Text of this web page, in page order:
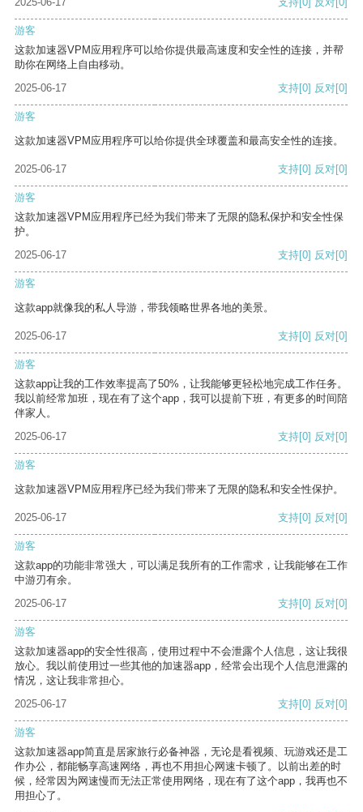
游客
这款加速器VPM应用程序可以给你提供最高速度和安全性的连接，并帮
助你在网络上自由移动。
2025-06-17
支持[0] 反对[0]
游客
这款加速器VPM应用程序可以给你提供全球覆盖和最高安全性的连接。
2025-06-17 支持[0] 反对[0]
游客
这款加速器VPM应用程序已经为我们带来了无限的隐私保护和安全性保
护。
2025-06-17
支持[0] 反对[0]
游客
这款app就像我的私人导游，带我领略世界各地的美景。
2025-06-17 支持[0] 反对[0]
游客
这款app让我的工作效率提高了50%，让我能够更轻松地完成工作任务。
我以前经常加班，现在有了这个app，我可以提前下班，有更多的时间陪
伴家人。
2025-06-17
支持[0] 反对[0]
游客
这款加速器VPM应用程序已经为我们带来了无限的隐私和安全性保护。
2025-06-17 支持[0] 反对[0]
游客
这款app的功能非常强大，可以满足我所有的工作需求，让我能够在工作
中游刃有余。
2025-06-17
支持[0] 反对[0]
游客
这款加速器app的安全性很高，使用过程中不会泄露个人信息，这让我很
放心。我以前使用过一些其他的加速器app，经常会出现个人信息泄露的
情况，这让我非常担心。
2025-06-17
支持[0] 反对[0]
游客
这款加速器app简直是居家旅行必备神器，无论是看视频、玩游戏还是工
作办公，都能畅享高速网络，再也不用担心网速卡顿了。以前出差的时
候，经常因为网速慢而无法正常使用网络，现在有了这个app，我再也不
用担心了。